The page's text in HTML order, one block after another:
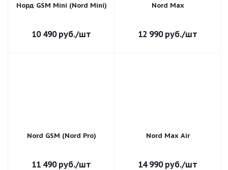
Норд GSM Mini (Nord Mini)
10 490руб./шт
Nord Max
12 990руб./шт
Nord GSM (Nord Pro)
11 490руб./шт
Nord Max Air
14 990руб./шт